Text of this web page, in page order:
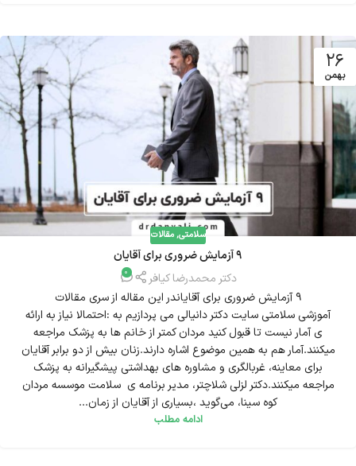
26
بهمن
سلامتی,مقالات
9 آزمایش ضروری برای آقایان
دکتر محمدرضا کیافر
0
9 آزمایش ضروری برای آقایاندر این مقاله از سری مقالات
آموزشی سلامتی سایت دکتر دانیالی می پردازیم به :احتمالا نیاز به ارائه
ی آمار نیست تا قبول کنید مردان کمتر از خانم ها به پزشک مراجعه
میکنند.آمار هم به همین موضوع اشاره دارند.زنان بیش از دو برابر آقایان
برای معاینه، غربالگری و مشاوره های بهداشتی پیشگیرانه به پزشک
مراجعه میکنند.دکتر لزلی شلاچتر، مدیر برنامه ی سلامت موسسه مردان
کوه سینا، می‌گوید ،بسیاری از آقایان از زمان...
ادامه مطلب